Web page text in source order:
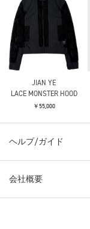
JIAN YE
LACE MONSTER HOOD
￥55,000
ヘルプ/ガイド
会社概要